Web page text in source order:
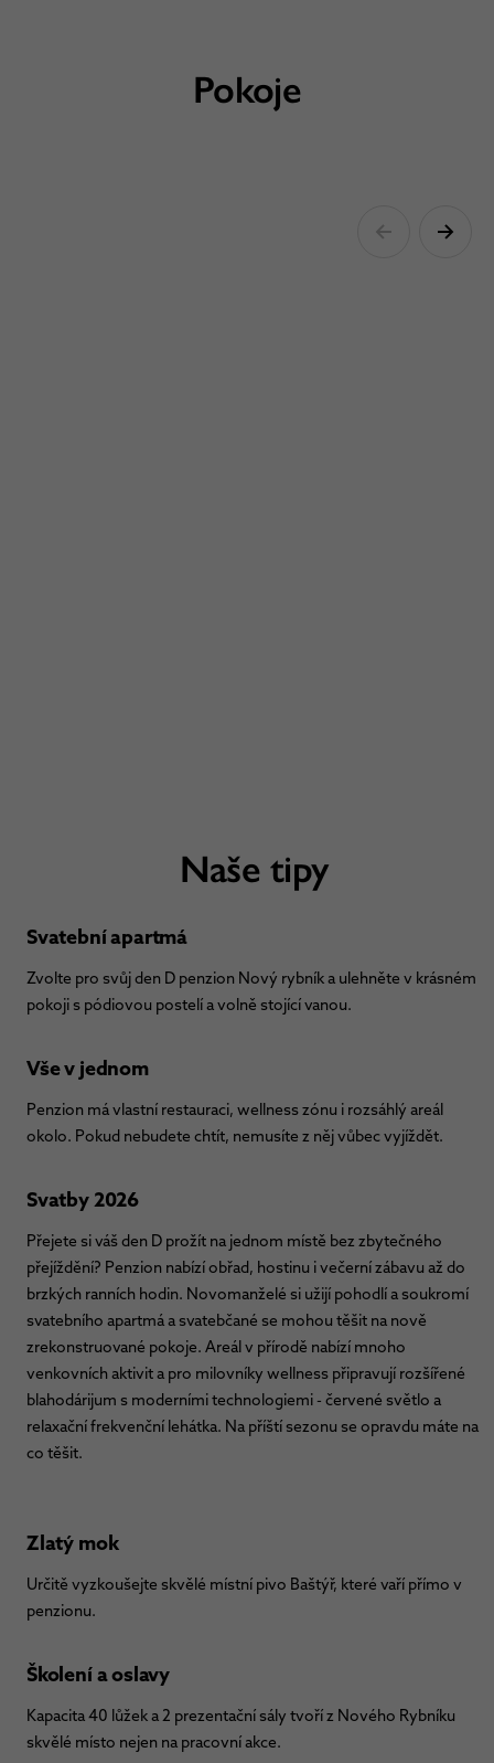
Pokoje
Naše tipy
Svatební apartmá
Zvolte pro svůj den D penzion Nový rybník a ulehněte v krásném
pokoji s pódiovou postelí a volně stojící vanou.
Vše v jednom
Penzion má vlastní restauraci, wellness zónu i rozsáhlý areál
okolo. Pokud nebudete chtít, nemusíte z něj vůbec vyjíždět.
Svatby 2026
Přejete si váš den D prožít na jednom místě bez zbytečného
přejíždění? Penzion nabízí obřad, hostinu i večerní zábavu až do
brzkých ranních hodin. Novomanželé si užijí pohodlí a soukromí
svatebního apartmá a svatebčané se mohou těšit na nově
zrekonstruované pokoje. Areál v přírodě nabízí mnoho
venkovních aktivit a pro milovníky wellness připravují rozšířené
blahodárijum s moderními technologiemi - červené světlo a
relaxační frekvenční lehátka. Na příští sezonu se opravdu máte na
co těšit.
Zlatý mok
Určitě vyzkoušejte skvělé místní pivo Baštýř, které vaří přímo v
penzionu.
Školení a oslavy
Kapacita 40 lůžek a 2 prezentační sály tvoří z Nového Rybníku
skvělé místo nejen na pracovní akce.